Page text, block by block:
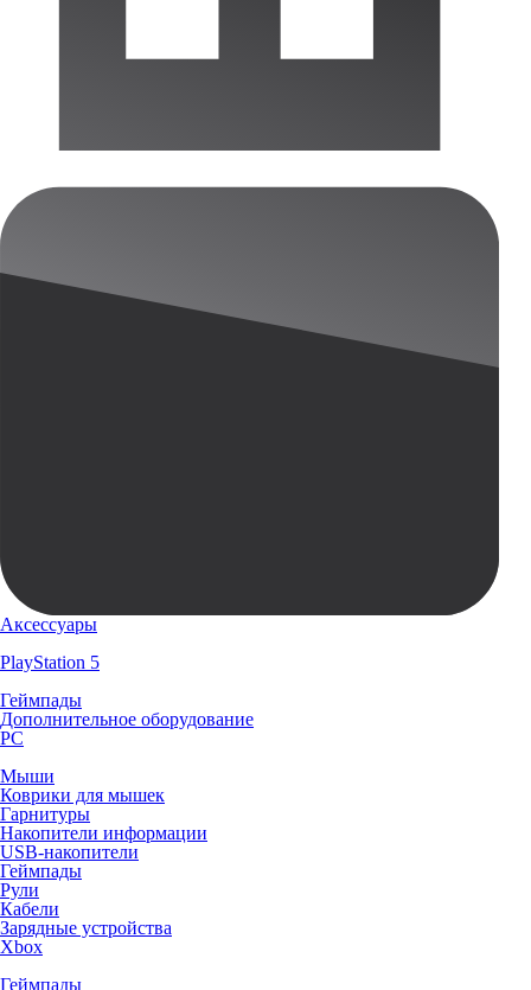
Аксессуары
PlayStation 5
Геймпады
Дополнительное оборудование
PC
Мыши
Коврики для мышек
Гарнитуры
Накопители информации
USB-накопители
Геймпады
Рули
Кабели
Зарядные устройства
Xbox
Геймпады